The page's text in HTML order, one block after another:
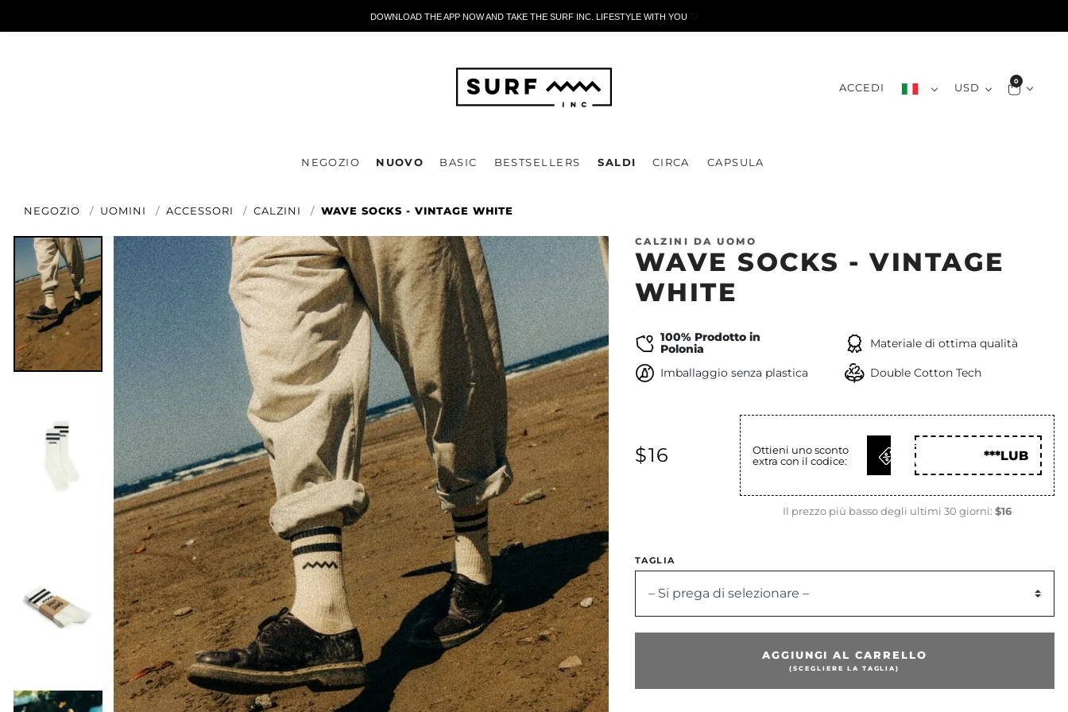
DOWNLOAD THE APP NOW AND TAKE THE SURF INC. LIFESTYLE WITH YOU🤍
ACCEDI USD 0
NEGOZIO NUOVO BASIC BESTSELLERS SALDI CIRCA CAPSULA
NEGOZIO UOMINI ACCESSORI CALZINI WAVE SOCKS - VINTAGE WHITE
CALZINI DA UOMO
WAVE SOCKS - VINTAGE
WHITE
100% Prodotto in
Polonia
Materiale di ottima qualità
Imballaggio senza plastica Double Cotton Tech
$16
Ottieni uno sconto
extra con il codice:
OTTIENI
COD
***LUB
Il prezzo più basso degli ultimi 30 giorni: $16
TAGLIA
– Si prega di selezionare –
AGGIUNGI AL CARRELLO
(SCEGLIERE LA TAGLIA)